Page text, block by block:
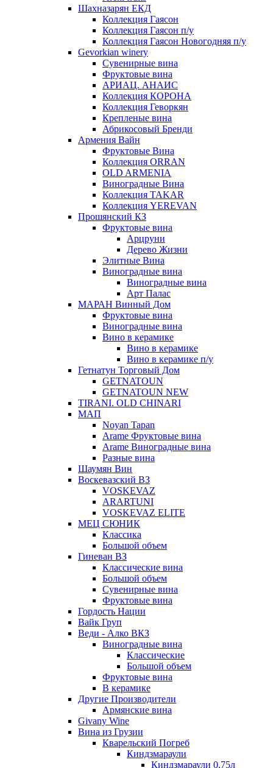
Шахназарян ЕКД
Коллекция Гаясон
Коллекция Гаясон п/у
Коллекция Гаясон Новогодняя п/у
Gevorkian winery
Сувенирные вина
Фруктовые вина
АРИАЦ. АНАИС
Коллекция КОРОНА
Коллекция Геворкян
Крепленые вина
Абрикосовый Бренди
Армения Вайн
Фруктовые Вина
Коллекция ORRAN
OLD ARMENIA
Виноградные Вина
Коллекция TAKAR
Коллекция YEREVAN
Прошянский КЗ
Фруктовые вина
Арцруни
Дерево Жизни
Элитные Вина
Виноградные вина
Виноградные вина
Арт Палас
МАРАН Винный Дом
Фруктовые вина
Виноградные вина
Вино в керамике
Вино в керамике
Вино в керамике п/у
Гетнатун Торговый Дом
GETNATOUN
GETNATOUN NEW
TIRANI. OLD CHINARI
МАП
Noyan Tapan
Arame Фруктовые вина
Arame Виноградные вина
Разные вина
Шаумян Вин
Воскевазский ВЗ
VOSKEVAZ
ARARTUNI
VOSKEVAZ ELITE
МЕЦ СЮНИК
Классика
Большой объем
Гиневан ВЗ
Классические вина
Большой объем
Сувенирные вина
Фруктовые вина
Гордость Нации
Вайк Груп
Веди - Алко ВКЗ
Виноградные вина
Классические
Большой объем
Фруктовые вина
В керамике
Другие Производители
Армянские вина
Givany Wine
Вина из Грузии
Кварельский Погреб
Киндзмараули
Киндзмараули 0,75л